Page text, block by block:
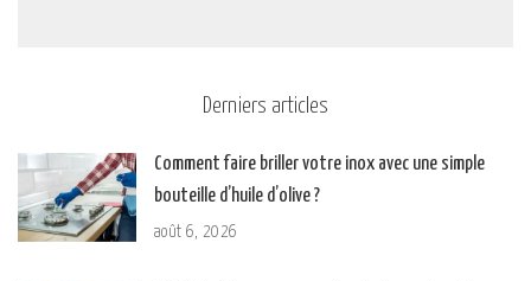
Derniers articles
Comment faire briller votre inox avec une simple
bouteille d’huile d’olive ?
août 6, 2026